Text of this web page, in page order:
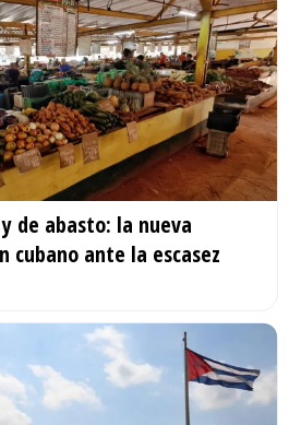
de abasto: la nueva
cubano ante la escasez